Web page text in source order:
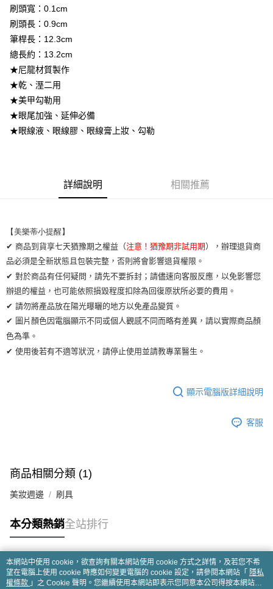
悠遊付
ATM付款
運送方式
每筆NT$65，滿NT$2,000(含以上)免運費
7-11取貨付款
每筆NT$65，滿NT$2,000(含以上)免運費
刷頭寬：0.1cm
刷頭長：0.9cm
筆桿長：12.3cm
總長約：13.2cm
★尼龍材質製作
★乾、溼二用
★美甲勾勒用
★眼尾加強、延伸必備
★眼線液、眼線膠、眼線膏上妝、勾勒
詳細說明 相關推薦
【美樂蒂小提醒】
✔ 商品到貨享七天猶豫期之權益（注意！猶豫期非試用期），辦理退貨商
品必須是全新狀態且包裝完整，否則將會影響退貨權限。
✔ 對於商品有任何疑問，請先不要拆封；請儘速向客服反應，以免影響您
辦退的權益，也可能依照損毀程度扣除為回復原狀所必要的費用。
✔ 請勿將產品放在陽光曝曬的地方以免產品變質。
✔ 圖片顏色因電腦顯示不同或個人觀感不同而略有差異，請以實際商品顏
色為準。
✔ 使用後若有不適等狀況，請停止使用並請教專業醫生。
顯示電腦版詳細說明
客服
商品相關分類 (1)
美妝週邊 刷具
本分類熱銷全站排行
熱門標籤
本網站中使用 cookie，欲查詢有關本網站使用 cookie 方式之詳情，及若您不希
望在電腦上使用 cookie 時應如何變更電腦的 cookie 設定，請參閱本網站「 隱私
權條款 」之 Cookie 聲明。您繼續使用本網站即表示您同意本公司得按本網站使